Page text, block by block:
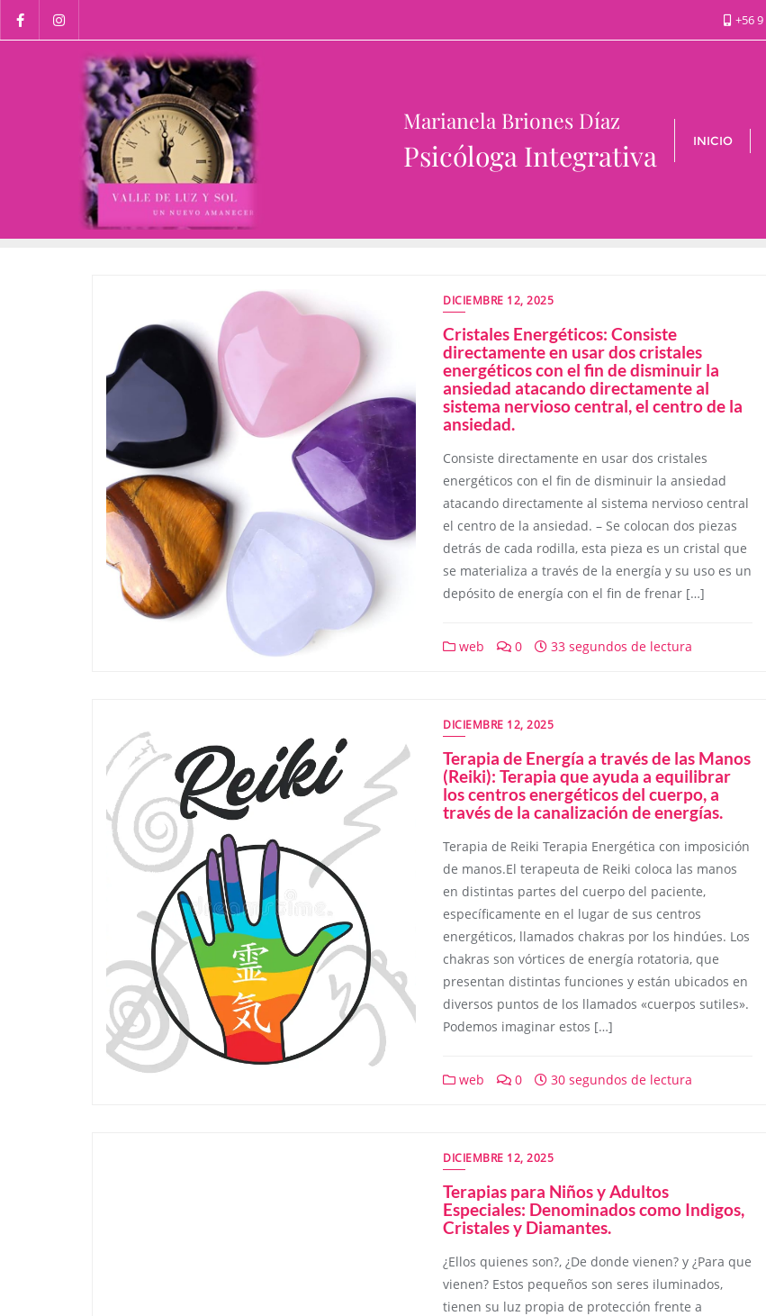
+56 9
Marianela Briones Díaz
Psicóloga Integrativa INICIO
DICIEMBRE 12, 2025
Cristales Energéticos: Consiste
directamente en usar dos cristales
energéticos con el fin de disminuir la
ansiedad atacando directamente al
sistema nervioso central, el centro de la
ansiedad.
Consiste directamente en usar dos cristales
energéticos con el fin de disminuir la ansiedad
atacando directamente al sistema nervioso central
el centro de la ansiedad. – Se colocan dos piezas
detrás de cada rodilla, esta pieza es un cristal que
se materializa a través de la energía y su uso es un
depósito de energía con el fin de frenar […]
web 0 33 segundos de lectura
DICIEMBRE 12, 2025
Terapia de Energía a través de las Manos
(Reiki): Terapia que ayuda a equilibrar
los centros energéticos del cuerpo, a
través de la canalización de energías.
Terapia de Reiki Terapia Energética con imposición
de manos.El terapeuta de Reiki coloca las manos
en distintas partes del cuerpo del paciente,
específicamente en el lugar de sus centros
energéticos, llamados chakras por los hindúes. Los
chakras son vórtices de energía rotatoria, que
presentan distintas funciones y están ubicados en
diversos puntos de los llamados «cuerpos sutiles».
Podemos imaginar estos […]
web 0 30 segundos de lectura
DICIEMBRE 12, 2025
Terapias para Niños y Adultos
Especiales: Denominados como Indigos,
Cristales y Diamantes.
¿Ellos quienes son?, ¿De donde vienen? y ¿Para que
vienen? Estos pequeños son seres iluminados,
tienen su luz propia de protección frente a